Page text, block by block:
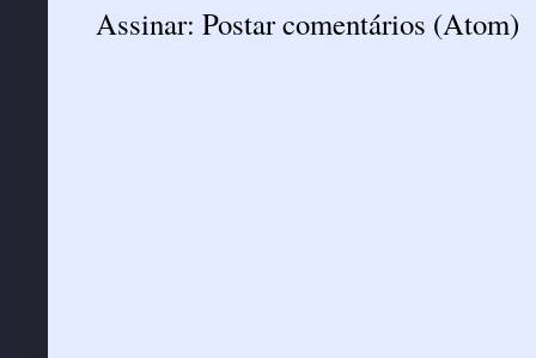
Assinar: Postar comentários (Atom)